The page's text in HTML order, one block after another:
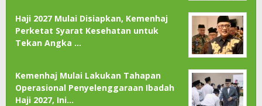
Haji 2027 Mulai Disiapkan, Kemenhaj
Perketat Syarat Kesehatan untuk
Tekan Angka …
Kemenhaj Mulai Lakukan Tahapan
Operasional Penyelenggaraan Ibadah
Haji 2027, Ini…